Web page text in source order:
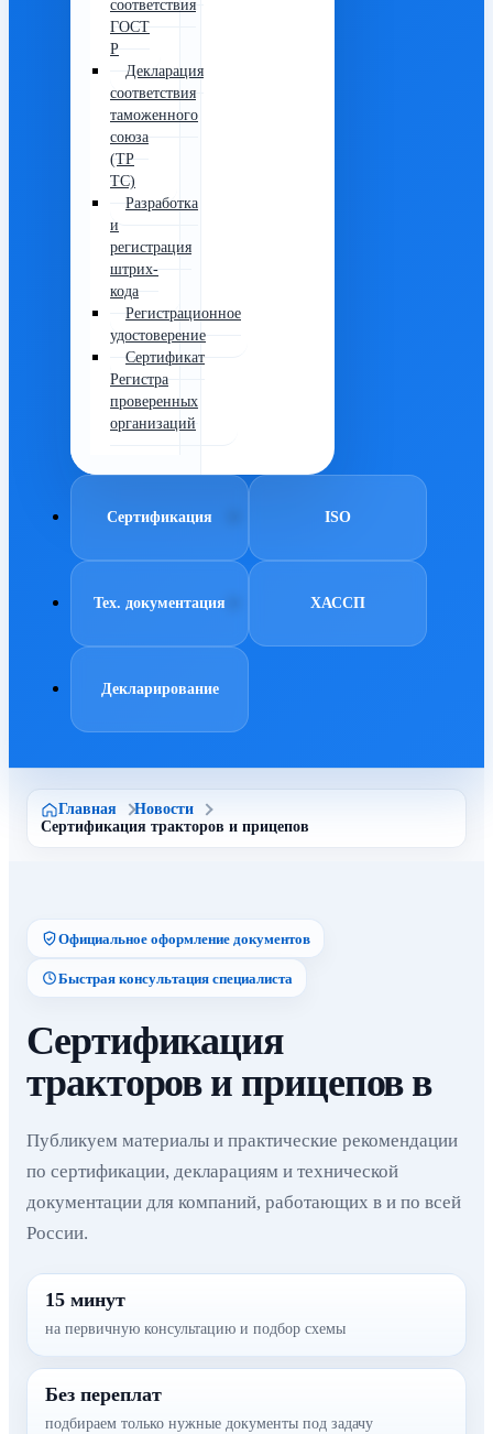
соответствия
ГОСТ
Р
Декларация
соответствия
таможенного
союза
(ТР
ТС)
Разработка
и
регистрация
штрих-
кода
Регистрационное
удостоверение
Сертификат
Регистра
проверенных
организаций
Сертификация ISO
Тех. документация ХАССП
Декларирование
Главная
Новости
Сертификация тракторов и прицепов
Официальное оформление документов
Быстрая консультация специалиста
Сертификация
тракторов и прицепов в
Публикуем материалы и практические рекомендации
по сертификации, декларациям и технической
документации для компаний, работающих в и по всей
России.
15 минут
на первичную консультацию и подбор схемы
Без переплат
подбираем только нужные документы под задачу